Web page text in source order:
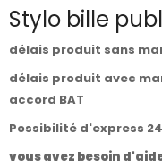
Stylo bille
délais produit sans
délais produit avec
accord BAT
Possibilité d'express
vous avez besoin